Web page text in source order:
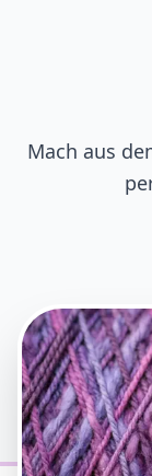
Mach aus